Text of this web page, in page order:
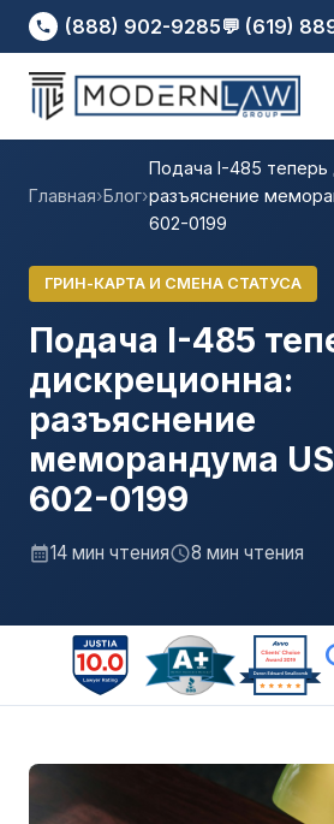
(888) 902-9285💬 (619)
Главная›Блог›
Подача I-485 теперь
разъяснение
602-0199
ГРИН-КАРТА И СМЕНА СТАТУСА
Подача I-485
дискреционна:
разъяснение
меморандума
602-0199
14 мин чтения 8 мин чтения